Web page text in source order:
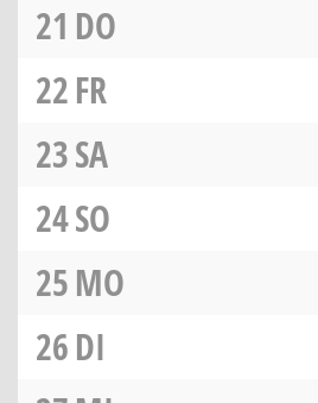
21 DO
22FR
23SA
24SO
25MO
26DI